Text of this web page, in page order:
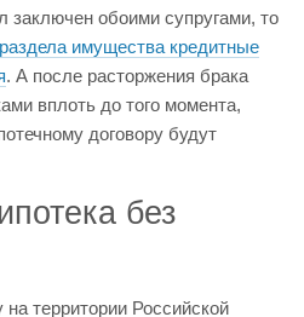
заключен обоими супругами, то
раздела имущества кредитные
. А после расторжения брака
вплоть до того момента,
договору будут
без
территории Российской